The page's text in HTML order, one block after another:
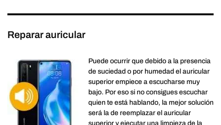
Reparar auricular
Puede ocurrir que debido a la presencia
de suciedad o por humedad el auricular
superior empiece a escucharse muy
bajo. Por eso si no consigues escuchar
quien te está hablando, la mejor solución
será la de reemplazar el auricular
superior y ejecutar una limpieza de la